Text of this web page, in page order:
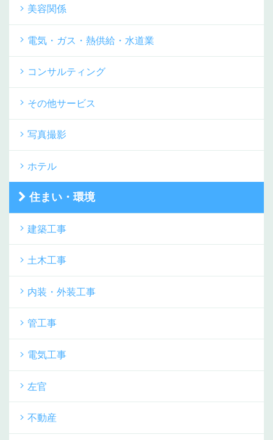
美容関係
電気・ガス・熱供給・水道業
コンサルティング
その他サービス
写真撮影
ホテル
住まい・環境
建築工事
土木工事
内装・外装工事
管工事
電気工事
左官
不動産